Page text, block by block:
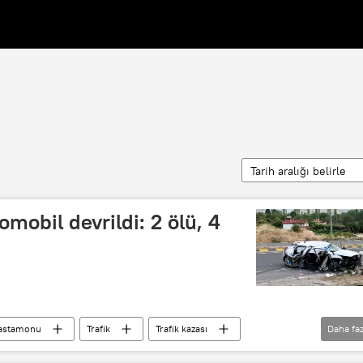
Tarih aralığı belirle
devrildi: 2 ölü, 4
Trafik
Trafik kazası
trafik ihlali
trafik kontrolü Kaza
Daha